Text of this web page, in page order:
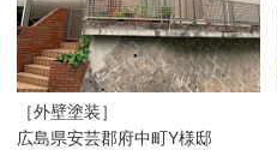
［外壁塗装］
広島県安芸郡府中町Y様邸